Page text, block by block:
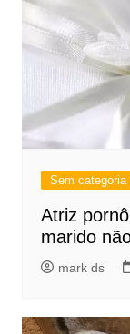
Sem categoria
Atriz
marido
mark ds